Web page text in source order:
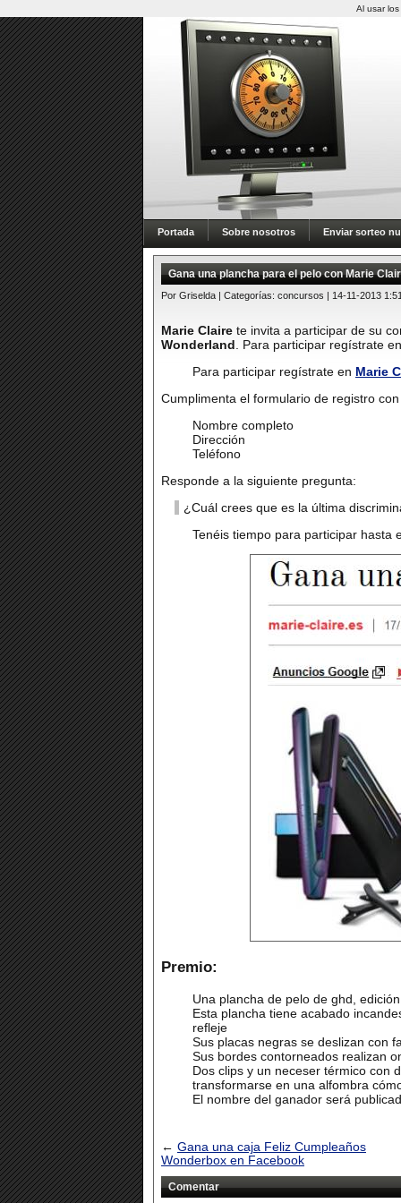
Portada Sobre nosotros Enviar sorteo
Gana una plancha para el pelo con Marie
Por Griselda | Categorías: concursos | 14-11-2013
Marie Claire te invita a participar de su
Wonderland . Para participar regístrate
Para participar regístrate en Marie
Cumplimenta el formulario de registro
Nombre completo
Dirección
Teléfono
Responde a la siguiente pregunta:
¿Cuál crees que es la última
Tenéis tiempo para participar hasta
Premio:
Una plancha de pelo de ghd,
Esta plancha tiene acabado
refleje
Sus placas negras se deslizan con
Sus bordes contorneados realizan
Dos clips y un neceser térmico con
transformarse en una alfombra
El nombre del ganador será
← Gana una caja Feliz Cumpleaños
Wonderbox en Facebook
Comentar
Al usar